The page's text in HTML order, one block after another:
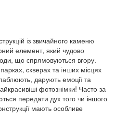
із звичайного каменю
елемент, який чудово
що спрямовуються вгору.
скверах та інших місцях
дарують емоції та
фотознімки! Часто за
передати дух того чи іншого
мають особливе